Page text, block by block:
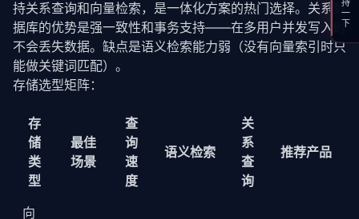
持关系查询和向量检索，是一体化方案的热门选择。关系数
据库的优势是强一致性和事务支持——在多用户并发写入时
不会丢失数据。缺点是语义检索能力弱（没有向量索引时只
能做关键词匹配）。
存储选型矩阵：
存
储
类
型
最佳
场景
查
询
速
度
语义检索
关
系
查
询
推荐产品
向